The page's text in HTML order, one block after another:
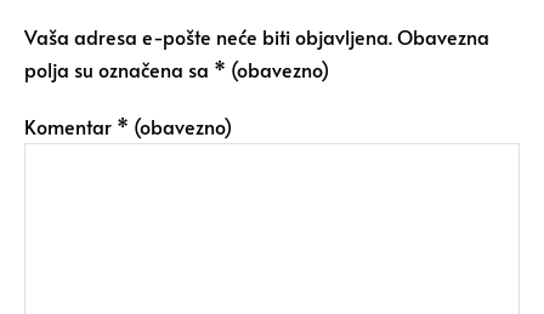
Vaša adresa e-pošte neće biti objavljena.Obavezna
polja su označena sa * (obavezno)
Komentar * (obavezno)